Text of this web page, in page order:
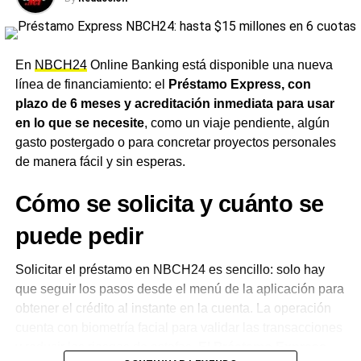
de servicio, restaurantes, farmacias e indumentaria,
entre otros.Para la red de comercios, la operación
funciona exactamente igual que cualquier venta con
tarjeta de débito, sin necesidad de realizar ninguna
acción o trámite adicional. El servicio no tiene costos
adicionales, comisiones ni intereses, y puede utilizarse
en cualquier comercio que opere con la tarjeta de débito
Chaco 24.
el día a día
Desde el NBCHremarcaron que la entidad busca
posicionarse como aliada de las familias chaqueñas para
acompañar el día a día, con la tranquilidad de poder
comprar y cubrir imprevistos incluso cuando no hay saldo
En NBCH24Online Banking está disponible una nueva
línea de financiamiento: el
Préstamo Express, con
plazo de 6 meses y acreditación inmediata para usar
en lo que se necesite, como un viaje pendiente, algún
gasto postergado o para concretar proyectos personales
de manera fácil y sin esperas.
Cómo se solicita y cuánto se
puede pedir
Solicitar el préstamo en NBCH24 es sencillo: solo hay
que seguir los pasos desde el menú de la aplicación para
obtener el crédito al instante en la cuenta. La operación